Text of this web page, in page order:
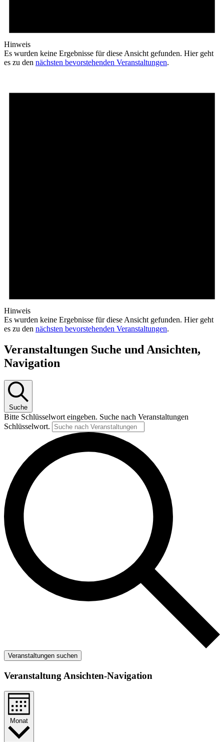
Hinweis
Es wurden keine Ergebnisse für diese Ansicht gefunden. Hier geht
es zu den nächsten bevorstehenden Veranstaltungen.
Hinweis
Es wurden keine Ergebnisse für diese Ansicht gefunden. Hier geht
es zu den nächsten bevorstehenden Veranstaltungen.
Veranstaltungen Suche und Ansichten,
Navigation
Suche
Bitte Schlüsselwort eingeben. Suche nach Veranstaltungen
Schlüsselwort.
Veranstaltungen suchen
Veranstaltung Ansichten-Navigation
Monat